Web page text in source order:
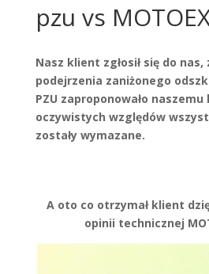
pzu vs
Nasz klient zgłosił się do nas,
podejrzenia zaniżonego
PZU zaproponowało
oczywistych względów
zostały wymazane.
A oto co otrzymał klient
opinii technicznej